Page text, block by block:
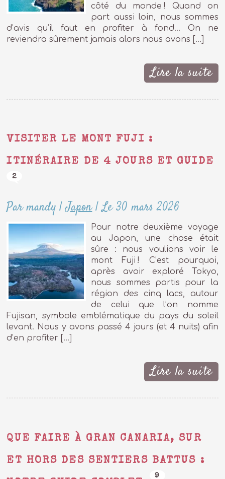
côté du monde ! Quand on
part aussi loin, nous sommes
d’avis qu’il faut en profiter à fond… On ne
reviendra sûrement jamais alors nous avons […]
Lire la suite
VISITER LE MONT FUJI :
ITINÉRAIRE DE 4 JOURS ET GUIDE
2
Par mandy |Japon|Le 30 mars 2026
Pour notre deuxième voyage
au Japon, une chose était
sûre : nous voulions voir le
mont Fuji ! C’est pourquoi,
après avoir exploré Tokyo,
nous sommes partis pour la
région des cinq lacs, autour
de celui que l’on nomme
Fujisan, symbole emblématique du pays du soleil
levant. Nous y avons passé 4 jours (et 4 nuits) afin
d’en profiter […]
Lire la suite
QUE FAIRE À GRAN CANARIA, SUR
ET HORS DES SENTIERS BATTUS :
9